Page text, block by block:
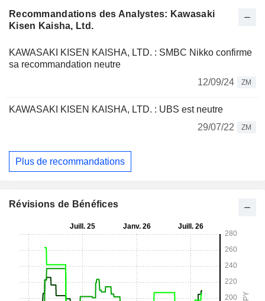
Recommandations des Analystes: Kawasaki
Kisen Kaisha, Ltd.
KAWASAKI KISEN KAISHA, LTD. : SMBC Nikko confirme
sa recommandation neutre
12/09/24
ZM
KAWASAKI KISEN KAISHA, LTD. : UBS est neutre
29/07/22
ZM
Plus de recommandations
Révisions de Bénéfices